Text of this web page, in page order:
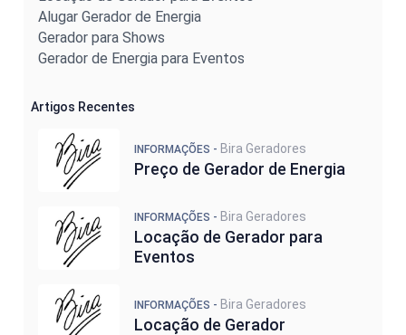
Alugar Gerador de Energia
Gerador para Shows
Gerador de Energia para Eventos
Artigos Recentes
INFORMAÇÕES - Bira Geradores
Preço de Gerador de Energia
INFORMAÇÕES - Bira Geradores
Locação de Gerador para
Eventos
INFORMAÇÕES - Bira Geradores
Locação de Gerador